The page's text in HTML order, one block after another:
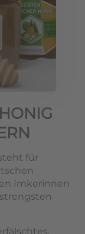
für
Imkerinnen